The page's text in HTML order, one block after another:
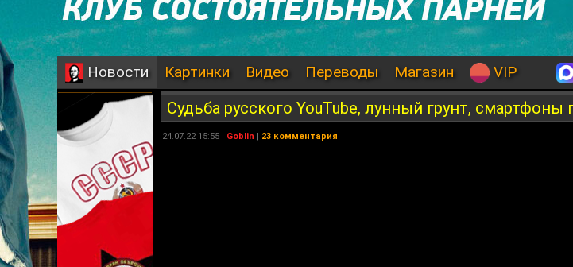
Новости Картинки Видео Переводы Магазин VIP
Судьба русского YouTube, лунный грунт,
24.07.22 15:55 | Goblin | 23 комментария